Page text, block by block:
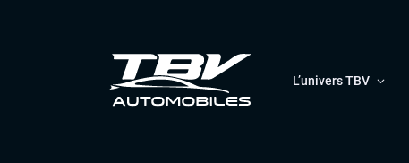
L’univers TBV